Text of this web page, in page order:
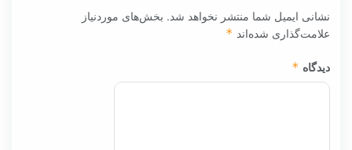
نشانی ایمیل شما منتشر نخواهد شد. بخش‌های موردنیاز
علامت‌گذاری شده‌اند *
دیدگاه *